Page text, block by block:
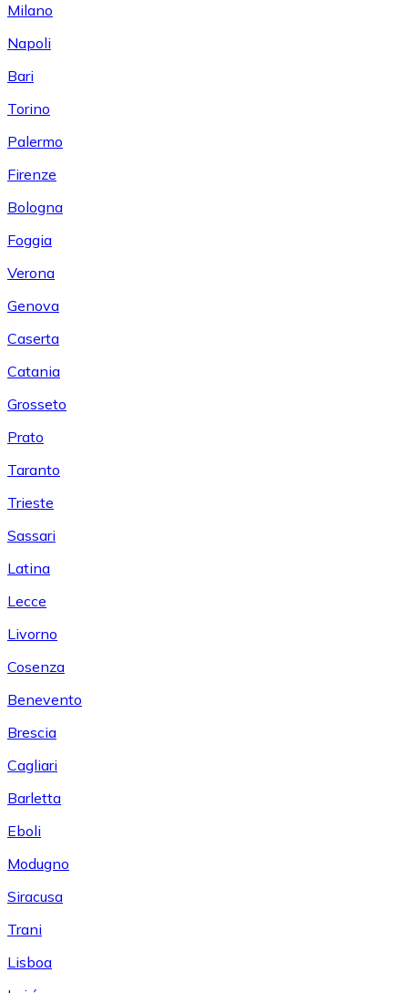
Milano
Napoli
Bari
Torino
Palermo
Firenze
Bologna
Foggia
Verona
Genova
Caserta
Catania
Grosseto
Prato
Taranto
Trieste
Sassari
Latina
Lecce
Livorno
Cosenza
Benevento
Brescia
Cagliari
Barletta
Eboli
Modugno
Siracusa
Trani
Lisboa